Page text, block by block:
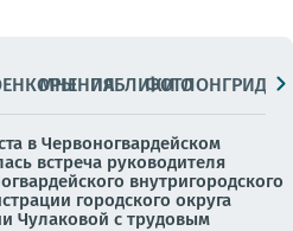
МНЕНИЯПАБЛИКИ
ФОТОЛОНГРИДЫ
в Червоногвардейском
встреча руководителя
внутригородского
городского округа
Чулаковой с трудовым